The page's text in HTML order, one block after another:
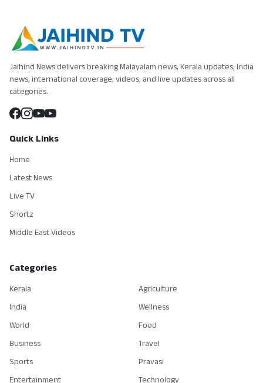
Jaihind News delivers breaking Malayalam news, Kerala updates, India
news, international coverage, videos, and live updates across all
categories.
Quick Links
Home
Latest News
Live TV
Shortz
Middle East Videos
Categories
Kerala
India
World
Business
Sports
Entertainment
Agriculture
Wellness
Food
Travel
Pravasi
Technology